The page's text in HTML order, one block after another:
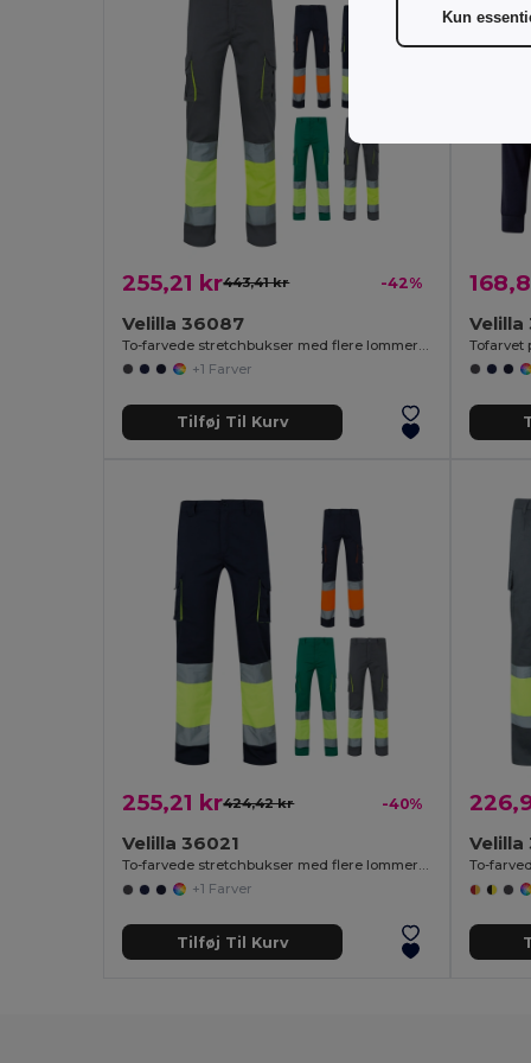
255,21 kr443,41 kr -42%
Velilla 36087
To-farvede stretchbukser med flere lommer (240 g/m²) i bomuld (46 %), EME (38 %) og polyester (16 %)
+1 Farver
Tilføj Til Kurv
Velilla
255,21 kr424,42 kr -40%
Velilla 36021
To-farvede stretchbukser med flere lommer (240 g/m²) i bomuld (46 %), EME (38 %) og polyester (16 %)
+1 Farver
Tilføj Til Kurv
Velilla
Kun